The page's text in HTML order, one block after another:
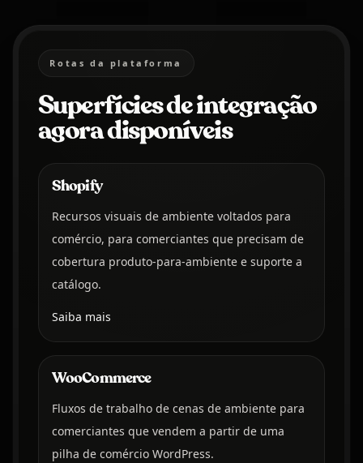
Rotas da plataforma
Superfícies de integração
agora disponíveis
Shopify
Recursos visuais de ambiente voltados para
comércio, para comerciantes que precisam de
cobertura produto-para-ambiente e suporte a
catálogo.
Saiba mais
WooCommerce
Fluxos de trabalho de cenas de ambiente para
comerciantes que vendem a partir de uma
pilha de comércio WordPress.